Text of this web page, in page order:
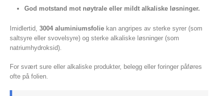
God motstand mot nøytrale eller mildt alkaliske løsninger.
Imidlertid, 3004 aluminiumsfolie kan angripes av sterke syrer (som
saltsyre eller svovelsyre) og sterke alkaliske løsninger (som
natriumhydroksid).
For svært sure eller alkaliske produkter, belegg eller foringer påføres
ofte på folien.